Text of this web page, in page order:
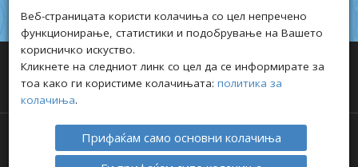
АВТОРСКИ ПРАВА © 2021 ТРАВЕЛ ИНФО
ПОЛИТИКА ЗА ПРИВАТНОСТ
Веб-страницата користи колачиња со цел непречено
функционирање, статистики и подобрување на Вашето
корисничко искуство.
Кликнете на следниот линк со цел да се информирате за
тоа како ги користиме колачињата: политика за
колачиња.
Прифаќам само основни колачиња